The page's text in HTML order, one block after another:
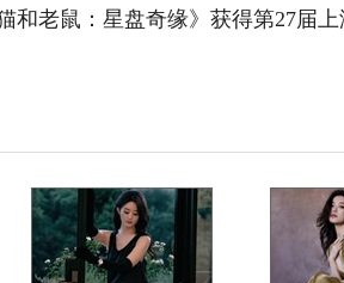
老鼠：星盘奇缘》获得第27届上